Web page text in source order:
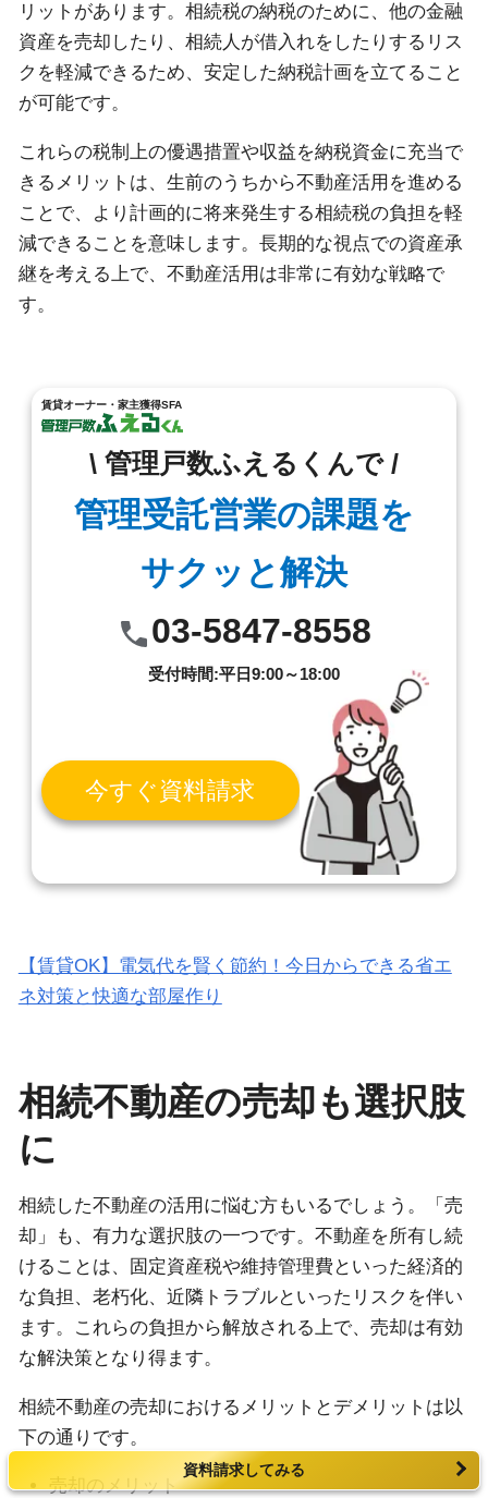
リットがあります。相続税の納税のために、他の金融
資産を売却したり、相続人が借入れをしたりするリス
クを軽減できるため、安定した納税計画を立てること
が可能です。
これらの税制上の優遇措置や収益を納税資金に充当で
きるメリットは、生前のうちから不動産活用を進める
ことで、より計画的に将来発生する相続税の負担を軽
減できることを意味します。長期的な視点での資産承
継を考える上で、不動産活用は非常に有効な戦略で
す。
賃貸オーナー・家主獲得SFA
\ 管理戸数ふえるくんで /
管理受託営業の課題を
サクッと解決
03-5847-8558
受付時間:平日9:00～18:00
今すぐ資料請求
【賃貸OK】電気代を賢く節約！今日からできる省エ
ネ対策と快適な部屋作り
相続不動産の売却も選択肢
に
相続した不動産の活用に悩む方もいるでしょう。「売
却」も、有力な選択肢の一つです。不動産を所有し続
けることは、固定資産税や維持管理費といった経済的
な負担、老朽化、近隣トラブルといったリスクを伴い
ます。これらの負担から解放される上で、売却は有効
な解決策となり得ます。
相続不動産の売却におけるメリットとデメリットは以
下の通りです。
売却のメリット
資料請求してみる